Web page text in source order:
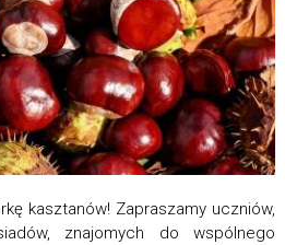
kasztanów! Zapraszamy uczniów,
znajomych do wspólnego